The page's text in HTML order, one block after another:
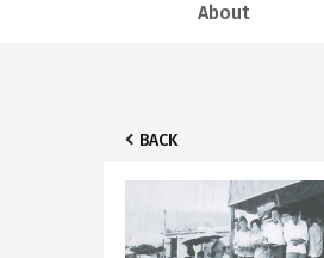
About
BACK